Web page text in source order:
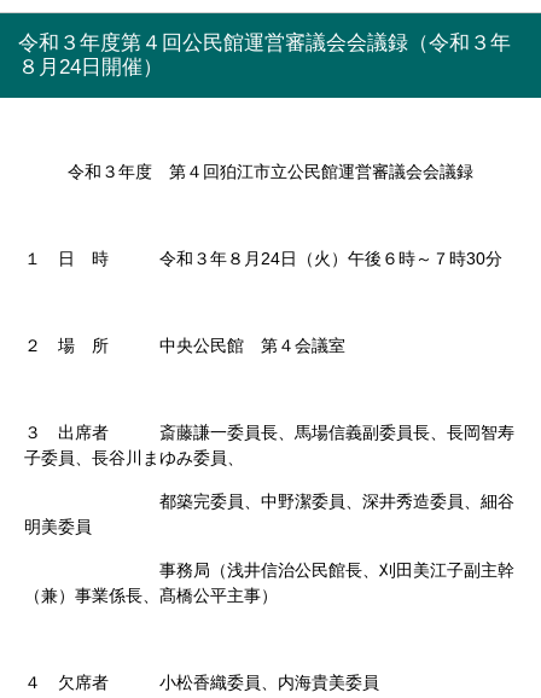
令和３年度第４回公民館運営審議会会議録（令和３年
８月24日開催）
令和３年度 第４回狛江市立公民館運営審議会会議録
１ 日 時 令和３年８月24日（火）午後６時～７時30分
２ 場 所 中央公民館 第４会議室
３ 出席者 斎藤謙一委員長、馬場信義副委員長、長岡智寿
子委員、長谷川まゆみ委員、
都築完委員、中野潔委員、深井秀造委員、細谷
明美委員
事務局（浅井信治公民館長、刈田美江子副主幹
（兼）事業係長、髙橋公平主事）
４ 欠席者 小松香織委員、内海貴美委員